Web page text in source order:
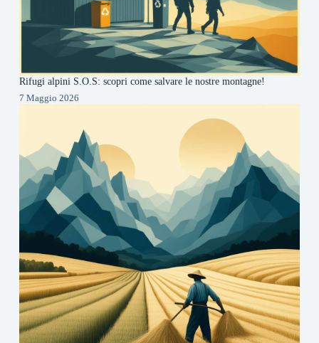
Rifugi alpini S.O.S: scopri come salvare le nostre montagne!
7 Maggio 2026